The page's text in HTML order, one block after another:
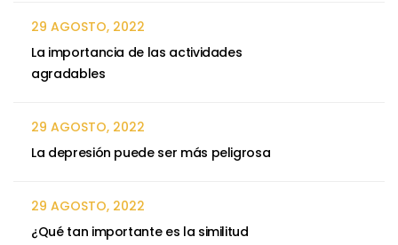
29 AGOSTO, 2022
La importancia de las actividades
agradables
29 AGOSTO, 2022
La depresión puede ser más peligrosa
29 AGOSTO, 2022
¿Qué tan importante es la similitud